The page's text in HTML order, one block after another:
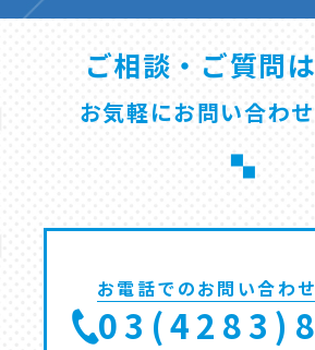
ご相談・ご質問
お気軽にお問い合わ
お電話でのお問い合わ
03 (42 83 ) 8